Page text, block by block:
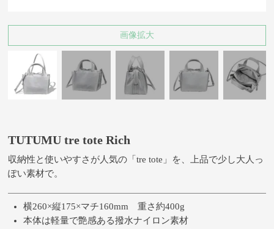
画像拡大
TUTUMU tre tote Rich
収納性と使いやすさが人気の「tre tote」を、上品で少し大人っ
ぽい素材で。
横260×縦175×マチ160mm 重さ約400g
本体は軽量で艶感ある撥水ナイロン素材